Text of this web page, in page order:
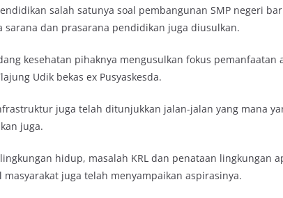
salah satunya soal pembangunan SMP negeri
sarana dan prasarana pendidikan juga diusulkan.
kesehatan pihaknya mengusulkan fokus pemanfaatan
Udik bekas ex Pusyaskesda.
juga telah ditunjukkan jalan-jalan yang mana
juga.
hidup, masalah KRL dan penataan lingkungan
masyarakat juga telah menyampaikan aspirasinya.